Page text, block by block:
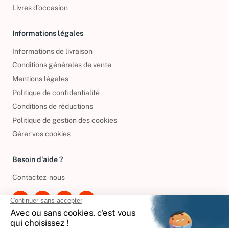
Livres d’occasion
Informations légales
Informations de livraison
Conditions générales de vente
Mentions légales
Politique de confidentialité
Conditions de réductions
Politique de gestion des cookies
Gérer vos cookies
Besoin d'aide ?
Contactez-nous
International